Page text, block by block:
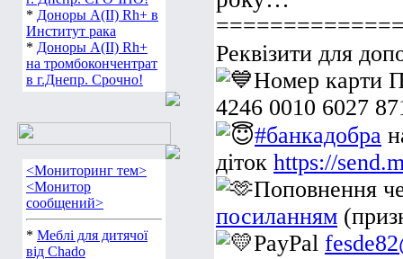
* Доноры А(ІІ) Rh+ в
Институт рака
* Доноры А(ІІ) Rh+
на тромбокончентрат
в г.Днепр. Срочно!
<Мониторинг тем>
<Монитор
сообщений>
* Меблі для дитячої
від Chado
Реквізити для
Номер карти
4246 0010 6027
#банкадобра
діток https://
Поповнення
посиланням
PayPal